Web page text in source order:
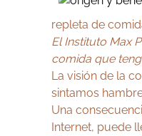
repleta de
El Instituto Max
comida que
La visión de la
sintamos
Una
Internet, puede